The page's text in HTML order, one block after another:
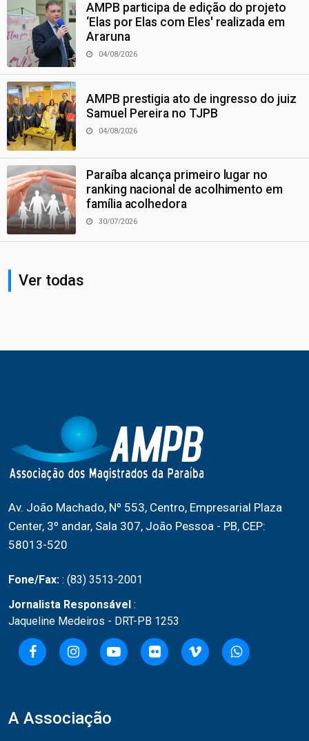
AMPB participa de edição do projeto
‘Elas por Elas com Eles' realizada em
Araruna
04/08/2026
AMPB prestigia ato de ingresso do juiz
Samuel Pereira no TJPB
04/08/2026
Paraíba alcança primeiro lugar no
ranking nacional de acolhimento em
família acolhedora
30/07/2026
Ver todas
Av. João Machado, Nº 553, Centro, Empresarial Plaza
Center, 3º andar, Sala 307, João Pessoa - PB, CEP:
58013-520
Fone/Fax: : (83) 3513-2001
Jornalista Responsável :
Jaqueline Medeiros - DRT-PB 1253
A Associação